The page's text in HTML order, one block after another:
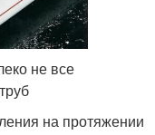
не все
на протяжении